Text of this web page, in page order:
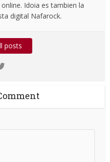
Idoia es tambien la
digital Nafarock.
posts